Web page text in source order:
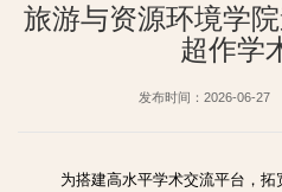
旅游与资源环境学
超作学
发布时间：2026-06-27
为搭建高水平学术交流平台，拓